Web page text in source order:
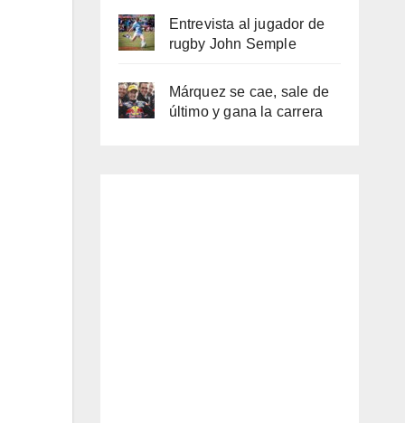
Entrevista al jugador de
rugby John Semple
Márquez se cae, sale de
último y gana la carrera